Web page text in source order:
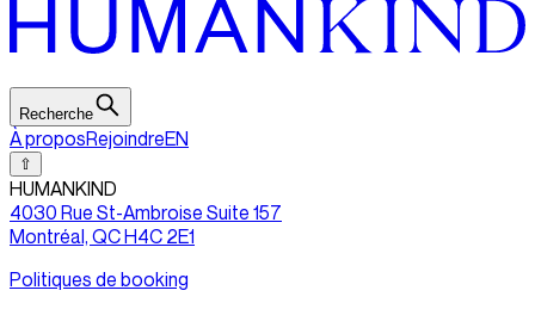
Recherche
À proposRejoindreEN
⇧
HUMANKIND
4030 Rue St-Ambroise Suite 157
Montréal, QC H4C 2E1
Politiques de booking